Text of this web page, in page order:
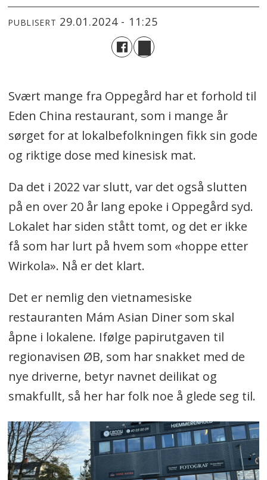
PUBLISERT 29.01.2024 - 11:25
Svært mange fra Oppegård har et forhold til
Eden China restaurant, som i mange år
sørget for at lokalbefolkningen fikk sin gode
og riktige dose med kinesisk mat.
Da det i 2022 var slutt, var det også slutten
på en over 20 år lang epoke i Oppegård syd.
Lokalet har siden stått tomt, og det er ikke
få som har lurt på hvem som «hoppe etter
Wirkola». Nå er det klart.
Det er nemlig den vietnamesiske
restauranten Mám Asian Diner som skal
åpne i lokalene. Ifølge papirutgaven til
regionavisen ØB, som har snakket med de
nye driverne, betyr navnet deilikat og
smakfullt, så her har folk noe å glede seg til.